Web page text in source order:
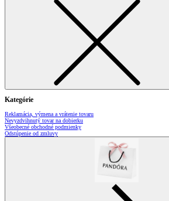
Kategórie
Reklamácia, výmena a vrátenie tovaru
Nevyzdvihnutý tovar na dobierku
Všeobecné obchodné podmienky
Odstúpenie od zmluvy